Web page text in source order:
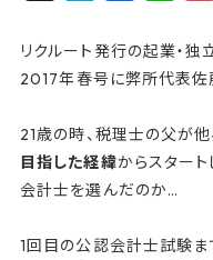
t
e
a
c
e
o
o
n
e
リクルート発行の起業・独
2017年春号に弊所代表佐
21歳の時、税理士の父が他
目指した経緯からスタート
会計士を選んだのか…
1回目の公認会計士試験ま